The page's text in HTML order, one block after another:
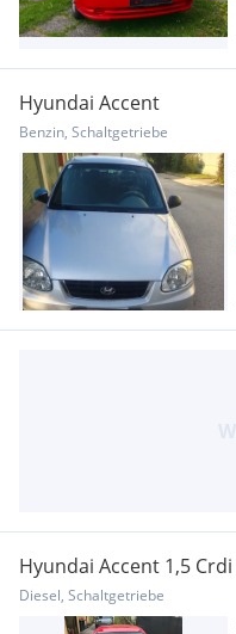
Hyundai Accent
Benzin, Schaltgetriebe
Hyundai Accent 1,5 Crdi
Diesel, Schaltgetriebe